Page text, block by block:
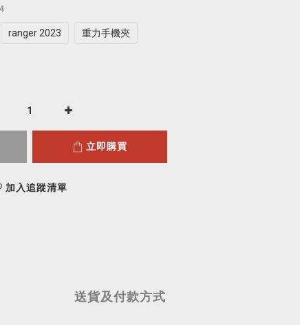
ranger 2023 重力手機夾
立即購買
加入追蹤清單
送貨及付款方式